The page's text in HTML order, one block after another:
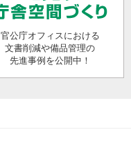
官公庁オフィスにおける
文書削減や備品管理の
先進事例を公開中！